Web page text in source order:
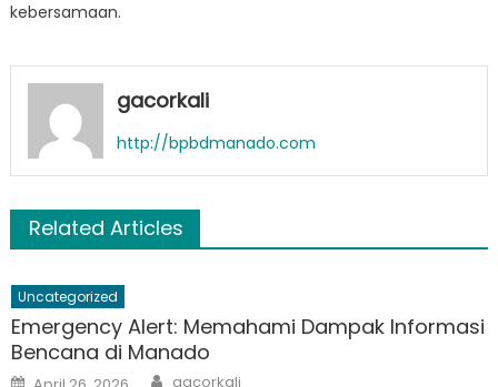
kebersamaan.
gacorkali
http://bpbdmanado.com
Related Articles
Uncategorized
Emergency Alert: Memahami Dampak Informasi
Bencana di Manado
Posted Author
gacorkali